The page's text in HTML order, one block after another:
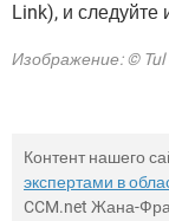
Link), и следуйте
Изображение: © Tul
Контент нашего
экспертами в
CCM.net Жана-